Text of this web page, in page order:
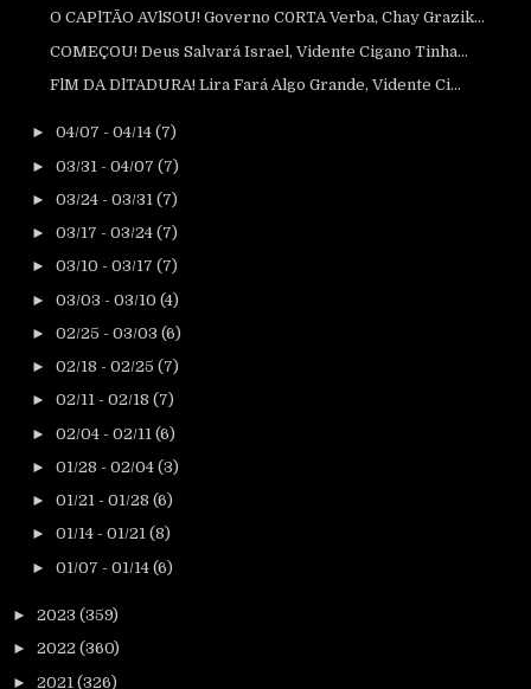
O CAPlTÃO AVlSOU! Governo C0RTA Verba, Chay Grazik...
COMEÇOU! Deus Salvará Israel, Vidente Cigano Tinha...
FlM DA DlTADURA! Lira Fará Algo Grande, Vidente Ci...
► 04/07 - 04/14 (7)
► 03/31 - 04/07 (7)
► 03/24 - 03/31 (7)
► 03/17 - 03/24 (7)
► 03/10 - 03/17 (7)
► 03/03 - 03/10 (4)
► 02/25 - 03/03 (6)
► 02/18 - 02/25 (7)
► 02/11 - 02/18 (7)
► 02/04 - 02/11 (6)
► 01/28 - 02/04 (3)
► 01/21 - 01/28 (6)
► 01/14 - 01/21 (8)
► 01/07 - 01/14 (6)
► 2023 (359)
► 2022 (360)
► 2021 (326)